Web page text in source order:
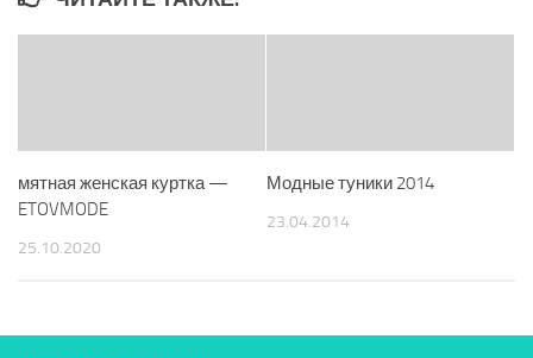
мятная женская куртка —
ETOVMODE
25.10.2020
Модные туники 2014
23.04.2014